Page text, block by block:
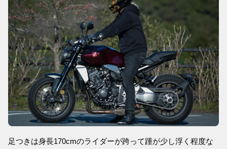
足つきは身長170cmのライダーが跨って踵が少し浮く程度な